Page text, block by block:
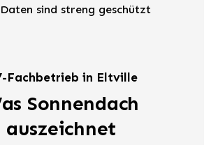
sind streng geschützt
Fachbetrieb in Eltville
Sonnendach
auszeichnet